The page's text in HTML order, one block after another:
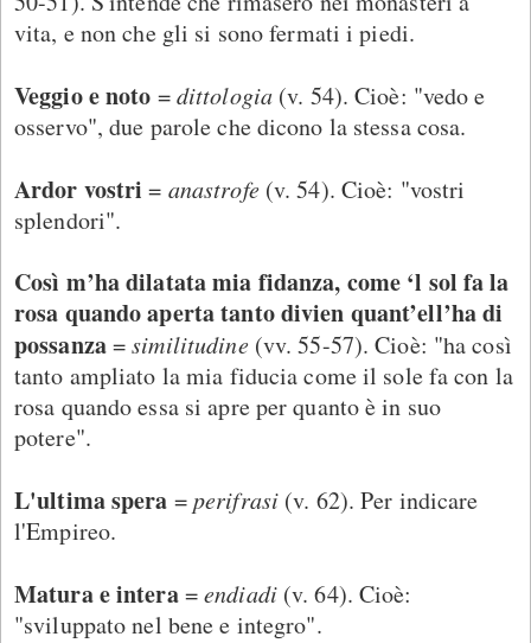
vita, e non che gli si sono fermati i piedi.
Veggio e noto =dittologia (v. 54). Cioè: "vedo e
osservo", due parole che dicono la stessa cosa.
Ardor vostri = anastrofe (v. 54). Cioè: "vostri
splendori".
Così m’ha dilatata mia fidanza, come ‘l sol fa la
rosa quando aperta tanto divien quant’ell’ha di
possanza=similitudine (vv. 55-57). Cioè: "ha così
tanto ampliato la mia fiducia come il sole fa con la
rosa quando essa si apre per quanto è in suo
potere".
L'ultima spera =perifrasi (v. 62). Per indicare
l'Empireo.
Matura e intera=endiadi (v. 64). Cioè:
"sviluppato nel bene e integro".